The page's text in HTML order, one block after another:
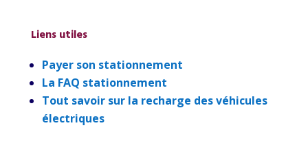
Liens utiles
Payer son stationnement
La FAQ stationnement
Tout savoir sur la recharge des véhicules
électriques